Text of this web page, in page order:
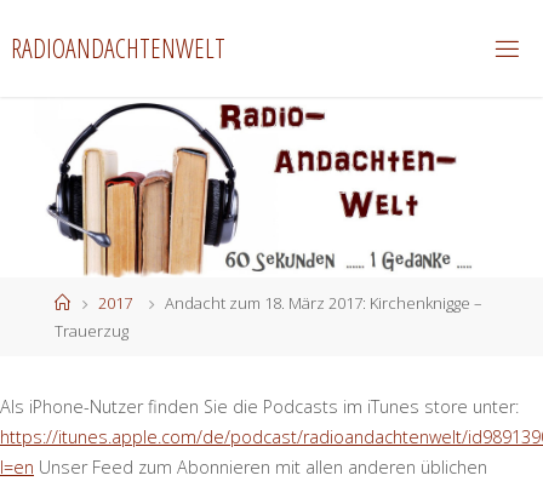
Inhalt
RADIOANDACHTENWELT
Start2017
Andacht zum 18. März 2017: Kirchenknigge –
Trauerzug
Als iPhone-Nutzer finden Sie die Podcasts im iTunes store unter:
https://itunes.apple.com/de/podcast/radioandachtenwelt/
l=en Unser Feed zum Abonnieren mit allen anderen üblichen